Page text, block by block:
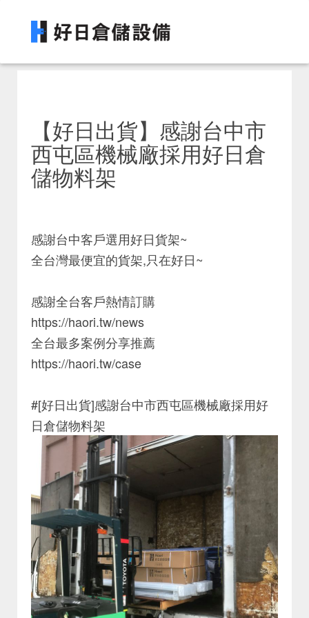
【好日出貨】感謝台中市
西屯區機械廠採用好日倉
儲物料架
感謝台中客戶選用好日貨架~
全台灣最便宜的貨架,只在好日~
感謝全台客戶熱情訂購
https://haori.tw/news
全台最多案例分享推薦
https://haori.tw/case
#[好日出貨]感謝台中市西屯區機械廠採用好
日倉儲物料架